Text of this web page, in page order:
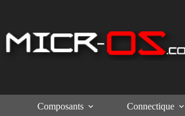
Composants Connectique